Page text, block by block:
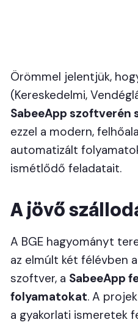
Örömmel jelentjük,
(Kereskedelmi,
SabeeApp
ezzel a modern,
automatizált
ismétlődő feladatait.
A jövő
A BGE hagyományt
az elmúlt két félévben
szoftver, a SabeeApp
folyamatokat. A
a gyakorlati ismeretek